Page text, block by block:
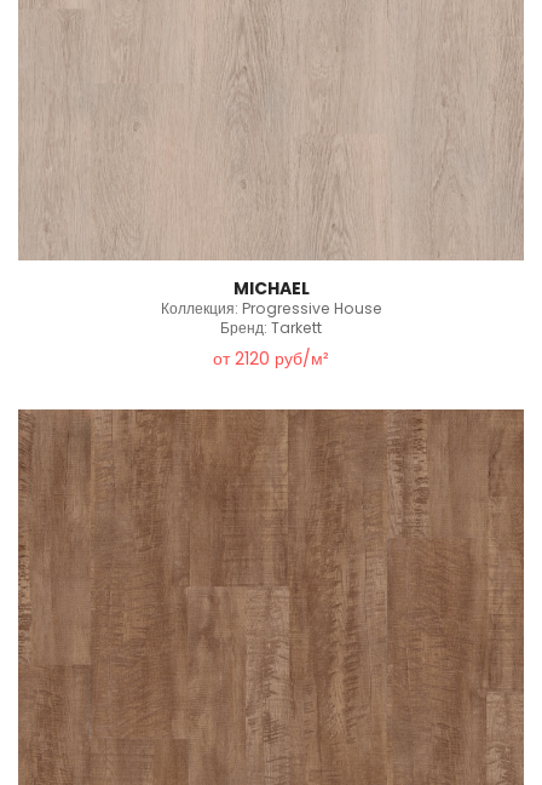
MICHAEL
Коллекция: Progressive House
Бренд: Tarkett
от 2120 руб/м²